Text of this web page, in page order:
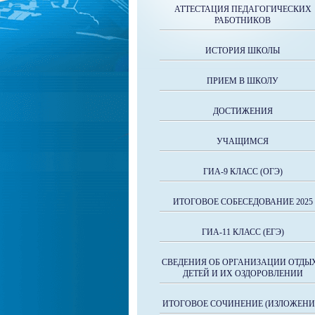
АТТЕСТАЦИЯ ПЕДАГОГИЧЕСКИХ
РАБОТНИКОВ
ИСТОРИЯ ШКОЛЫ
ПРИЕМ В ШКОЛУ
ДОСТИЖЕНИЯ
УЧАЩИМСЯ
ГИА-9 КЛАСС (ОГЭ)
ИТОГОВОЕ СОБЕСЕДОВАНИЕ 2025
ГИА-11 КЛАСС (ЕГЭ)
СВЕДЕНИЯ ОБ ОРГАНИЗАЦИИ
ДЕТЕЙ И ИХ ОЗДОРОВЛЕНИИ
ИТОГОВОЕ СОЧИНЕНИЕ